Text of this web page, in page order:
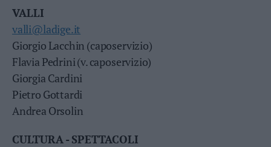
VALLI
valli@ladige.it
Giorgio Lacchin (caposervizio)
Flavia Pedrini (v. caposervizio)
Giorgia Cardini
Pietro Gottardi
Andrea Orsolin
CULTURA - SPETTACOLI